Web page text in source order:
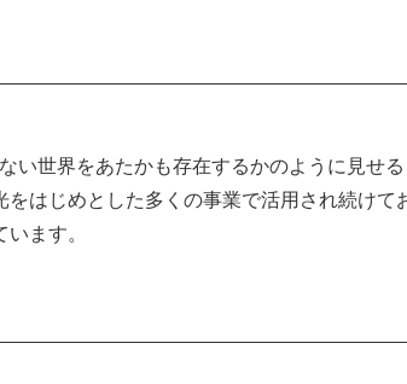
い世界をあたかも存在するかのように見せ
はじめとした多くの事業で活用され続け
ます。